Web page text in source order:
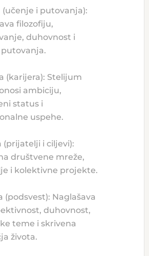
(učenje i putovanja):
filozofiju,
duhovnost i
(karijera): Stelijum
ambiciju,
status i
uspehe.
(prijatelji i ciljevi):
društvene mreže,
i kolektivne projekte.
(podsvest): Naglašava
duhovnost,
teme i skrivena
života.